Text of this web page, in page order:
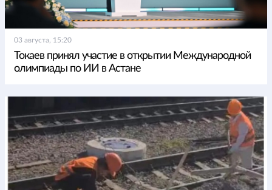
03 августа, 15:20
Токаев принял участие в открытии Международной
олимпиады по ИИ в Астане